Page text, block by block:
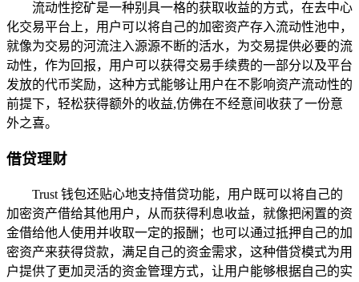
流动性挖矿是一种别具一格的获取收益的方式，在去中心
化交易平台上，用户可以将自己的加密资产存入流动性池中，
就像为交易的河流注入源源不断的活水，为交易提供必要的流
动性，作为回报，用户可以获得交易手续费的一部分以及平台
发放的代币奖励，这种方式能够让用户在不影响资产流动性的
前提下，轻松获得额外的收益,仿佛在不经意间收获了一份意
外之喜。
借贷理财
Trust 钱包还贴心地支持借贷功能，用户既可以将自己的
加密资产借给其他用户，从而获得利息收益，就像把闲置的资
金借给他人使用并收取一定的报酬；也可以通过抵押自己的加
密资产来获得贷款，满足自己的资金需求，这种借贷模式为用
户提供了更加灵活的资金管理方式，让用户能够根据自己的实